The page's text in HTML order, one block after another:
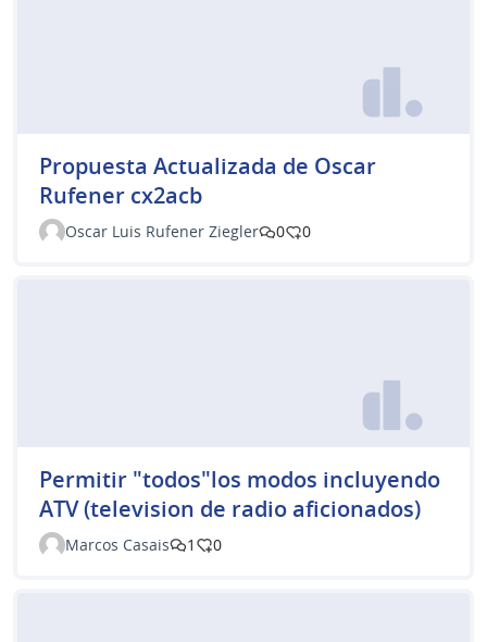
Propuesta Actualizada de Oscar
Rufener cx2acb
Oscar Luis Rufener Ziegler 0 0
Permitir "todos"los modos incluyendo
ATV (television de radio aficionados)
Marcos Casais 1 0